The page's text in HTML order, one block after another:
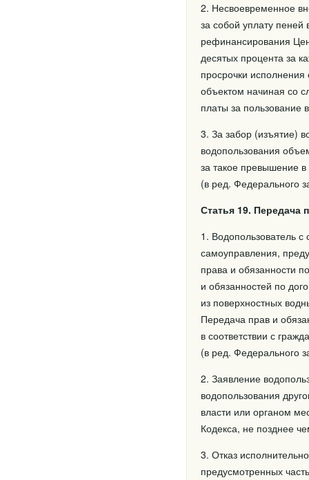
2. Несвоевременное
за собой уплату
рефинансирования
десятых процента за
просрочки
объектом начиная со
платы за пользование
3. За забор (изъятие)
водопользования
за такое превышение
(в ред. Федерального
Статья 19. Передача
1. Водопользователь с
самоуправления,
права и обязанности
и обязанностей по
из поверхностных
Передача прав и
в соответствии с
(в ред. Федерального
2. Заявление
водопользования
власти или органом
Кодекса, не позднее
3. Отказ
предусмотренных